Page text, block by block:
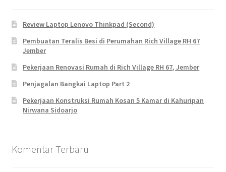
Review Laptop Lenovo Thinkpad (Second)
Pembuatan Teralis Besi di Perumahan Rich Village RH 67
Jember
Pekerjaan Renovasi Rumah di Rich Village RH 67, Jember
Penjagalan Bangkai Laptop Part 2
Pekerjaan Konstruksi Rumah Kosan 5 Kamar di Kahuripan
Nirwana Sidoarjo
Komentar Terbaru